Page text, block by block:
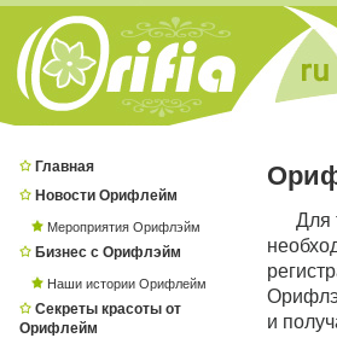
Главная
Новости Орифлейм
Мероприятия Орифлэйм
Бизнес с Орифлэйм
Наши истории Орифлейм
Секреты красоты от
Орифлейм
Для
и